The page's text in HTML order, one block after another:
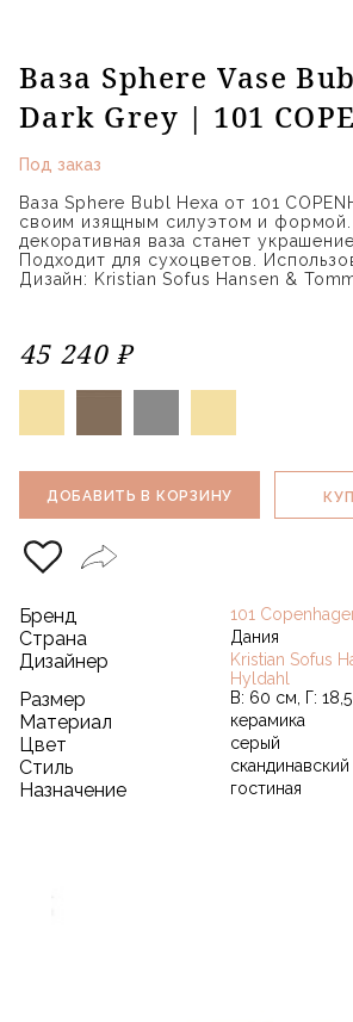
Ваза Sphere Vase
Dark Grey | 101
Под заказ
Ваза Sphere Bubl Hexa от 101
своим изящным силуэтом и формой.
декоративная ваза станет
Подходит для сухоцветов.
Дизайн: Kristian Sofus Hansen &
45 240 ₽
ДОБАВИТЬ В КОРЗИНУ
Бренд 101
Страна Дания
Дизайнер
Kristian Sofus
Hyldahl
Размер В: 60 см, Г:
Материал керамика
Цвет серый
Стиль скандинавский
Назначение гостиная